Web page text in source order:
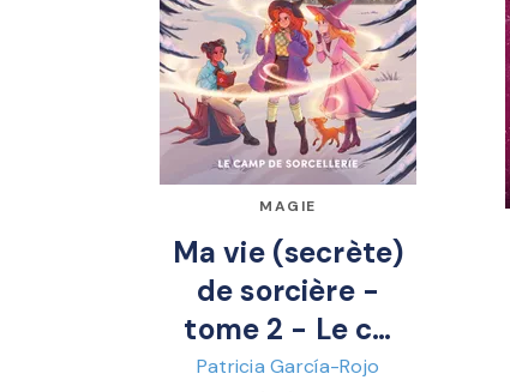
MAGIE
Ma vie (secrète)
de sorcière -
tome 2 - Le c…
Patricia García-Rojo